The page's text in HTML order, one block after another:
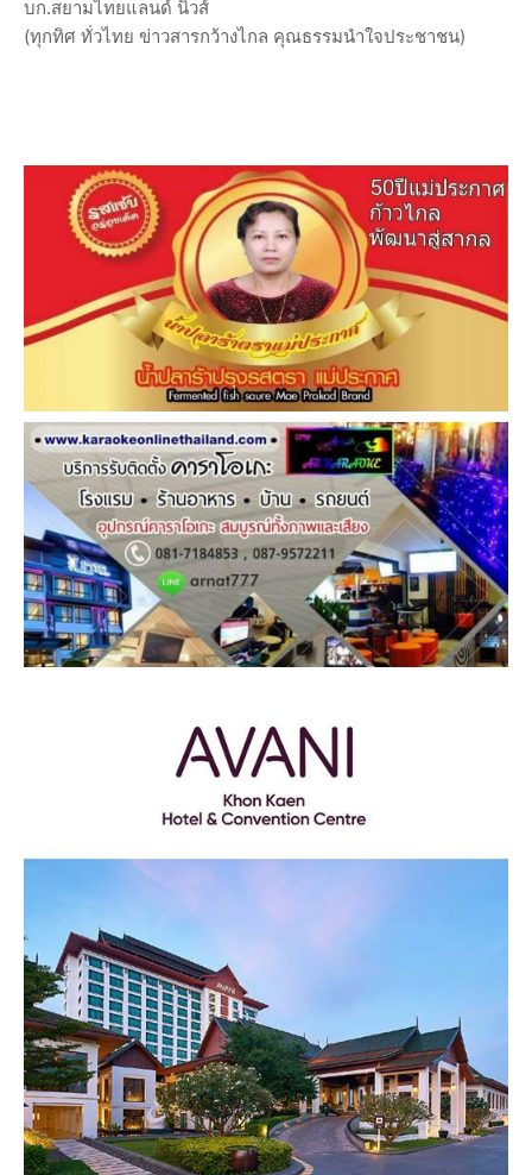
บก.สยามไทยแลนด์ นิวส์
(ทุกทิศ ทั่วไทย ข่าวสารกว้างไกล คุณธรรมนำใจประชาชน)